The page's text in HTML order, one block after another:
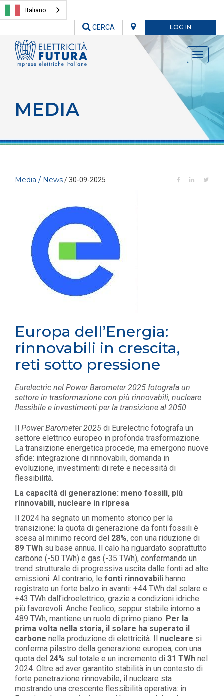
Italiano
LOG IN
CERCA
Toggle
MEDIA
Media / News/ 30-09-2025
Europa dell’Energia:
rinnovabili in crescita,
reti sotto pressione
Eurelectric nel Power Barometer 2025 fotografa un
settore in trasformazione con più rinnovabili, nucleare
flessibile e investimenti per la transizione al 2050
Il Power Barometer 2025 di Eurelectric fotografa un
settore elettrico europeo in profonda trasformazione.
La transizione energetica procede, ma emergono nuove
sfide: integrazione di rinnovabili, domanda in
evoluzione, investimenti di rete e necessità di
flessibilità.
La capacità di generazione: meno fossili, più
rinnovabili, nucleare in ripresa
Il 2024 ha segnato un momento storico per la
transizione: la quota di generazione da fonti fossili è
scesa al minimo record del 28%, con una riduzione di
89 TWh su base annua. Il calo ha riguardato soprattutto
carbone (-50 TWh) e gas (-35 TWh), confermando un
trend strutturale di progressiva uscita dalle fonti ad alte
emissioni. Al contrario, le fonti rinnovabili hanno
registrato un forte balzo in avanti: +44 TWh dal solare e
+43 TWh dall’idroelettrico, grazie a condizioni idriche
più favorevoli. Anche l’eolico, seppur stabile intorno a
489 TWh, mantiene un ruolo di primo piano. Per la
prima volta nella storia, il solare ha superato il
carbone nella produzione di elettricità. Il nucleare si
conferma pilastro della generazione europea, con una
quota del 24% sul totale e un incremento di 31 TWh nel
2024. Oltre ad aver garantito stabilità in un contesto di
forte penetrazione rinnovabile, il nucleare sta
mostrando una crescente flessibilità operativa: in